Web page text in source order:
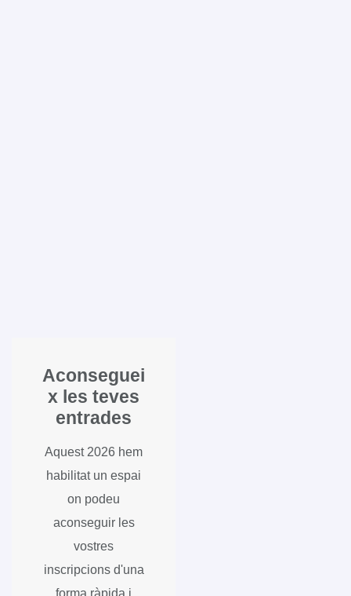
Aconseguei
x les teves
entrades
Aquest 2026 hem
habilitat un espai
on podeu
aconseguir les
vostres
inscripcions d'una
forma ràpida i